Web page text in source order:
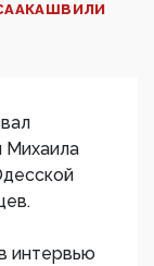
Михаила
интервью